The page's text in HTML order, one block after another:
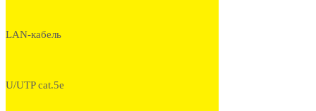
LAN-кабель
U/UTP cat.5e